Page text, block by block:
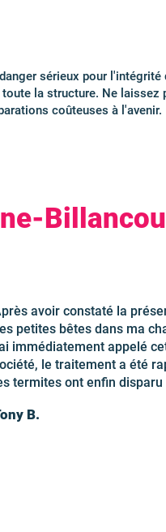
sérieux pour l'intégrité
la structure. Ne laissez
coûteuses à l'avenir.
avoir constaté la
petites bêtes dans ma
immédiatement appelé
le traitement a été
termites ont enfin disparu
B.